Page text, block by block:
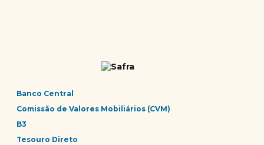
Banco Central
Comissão de Valores Mobiliários (CVM)
B3
Tesouro Direto